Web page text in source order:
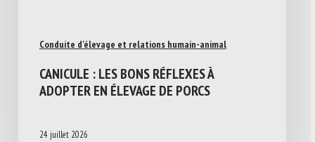
Conduite d'élevage et relations humain-animal
CANICULE : LES BONS RÉFLEXES À
ADOPTER EN ÉLEVAGE DE PORCS
24 juillet 2026